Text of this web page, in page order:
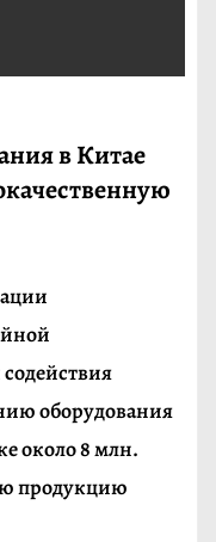
в Китае
оборудования
около 8 млн.
продукцию